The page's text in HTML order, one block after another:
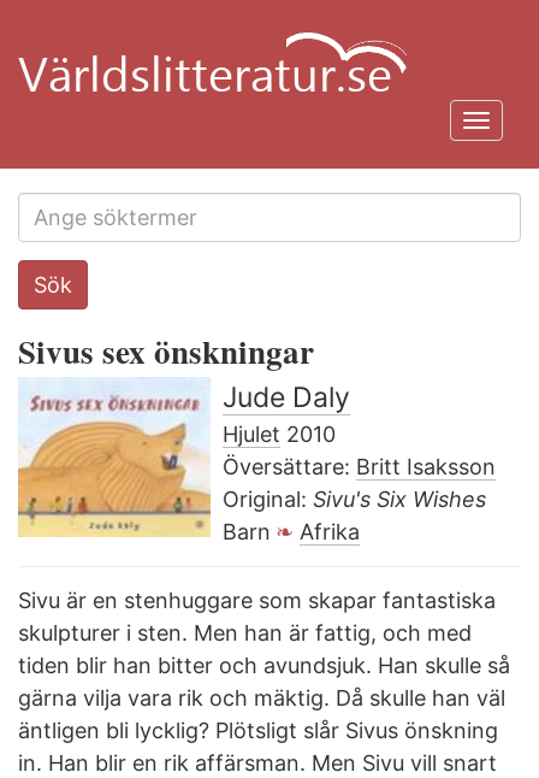
huvudinnehåll
Search
this
Sök
Sivus sex önskningar
Jude Daly
Hjulet 2010
Översättare: Britt Isaksson
Original: Sivu's Six Wishes
Barn
Afrika
Sivu är en stenhuggare som skapar fantastiska
skulpturer i sten. Men han är fattig, och med
tiden blir han bitter och avundsjuk. Han skulle så
gärna vilja vara rik och mäktig. Då skulle han väl
äntligen bli lycklig? Plötsligt slår Sivus önskning
in. Han blir en rik affärsman. Men Sivu vill snart